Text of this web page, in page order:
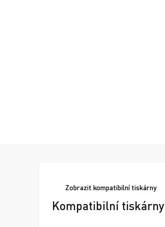
Zobrazit kompatibilní tiskárny
Kompatibilní tiskárny